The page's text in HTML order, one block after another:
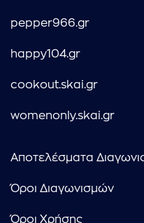
pepper966.gr
happy104.gr
cookout.skai.gr
womenonly.skai.gr
Αποτελέσματα
Όροι Διαγωνισμών
Όροι Χρήσης